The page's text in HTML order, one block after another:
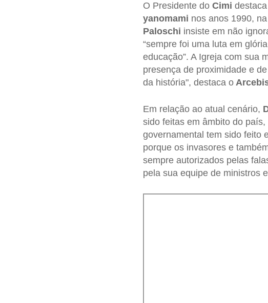
O Presidente doCimi
yanomami nos anos 1990,
Paloschi insiste em não
“sempre foi uma luta em
educação”. A Igreja com sua
presença de proximidade e
da história", destaca o
Em relação ao atual cenário,
sido feitas em âmbito do país,
governamental tem sido feito
porque os invasores e
sempre autorizados pelas
pela sua equipe de ministros